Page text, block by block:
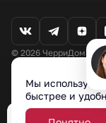
© 2026 ЧерриДом.
Любая информация,
исключительно
не является
437 ГК РФ.
Проектные
Мы используем
быстрее и